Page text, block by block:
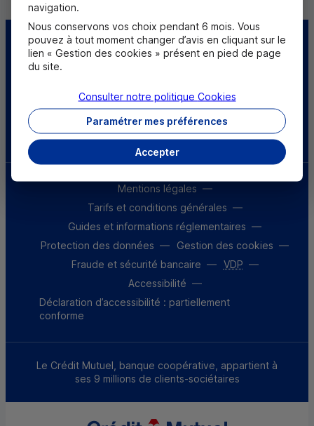
Centre d'aide Trouver une caisse
malentendants
Télécharger l'application
Mentions légales
Tarifs et conditions générales
Guides et informations réglementaires
Protection des données
Gestion des cookies
Fraude et sécurité bancaire
VDP
Accessibilité
Déclaration d’accessibilité : partiellement
conforme
Le Crédit Mutuel, banque coopérative, appartient à
ses 9 millions de clients-sociétaires
navigation.
Nous conservons vos choix pendant 6 mois. Vous
pouvez à tout moment changer d’avis en cliquant sur le
lien « Gestion des cookies » présent en pied de page
du site.
Accepter
Paramétrer mes préférences
Consulter notre politique Cookies